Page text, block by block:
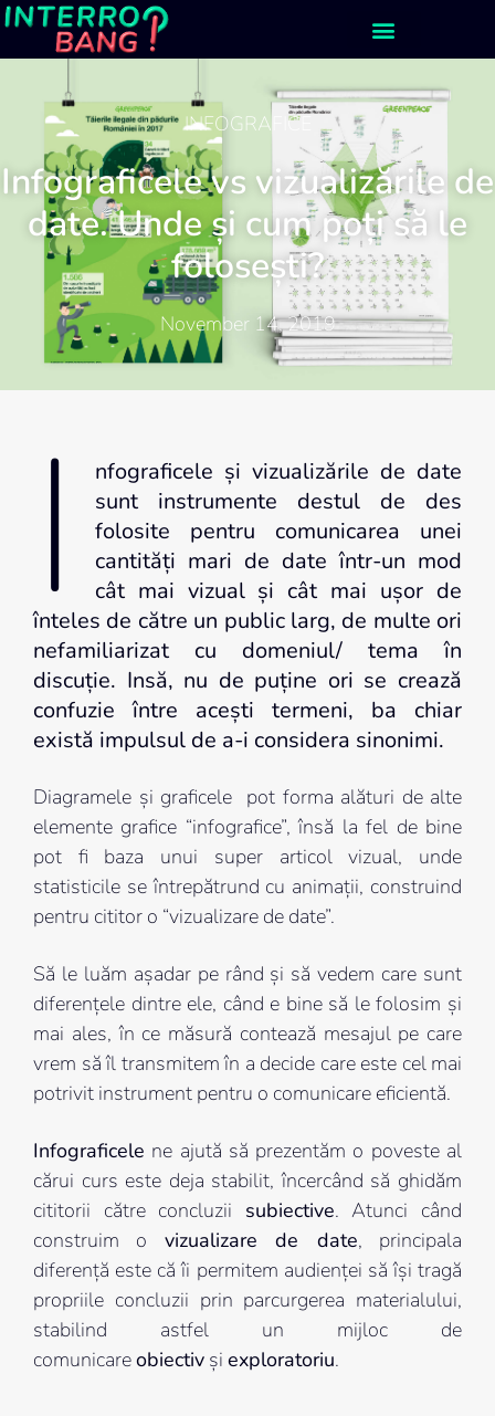
INFOGRAFICE
Infograficele vs vizualizările de
date. Unde și cum poți să le
folosești?
November 14, 2019
I
nfograficele și vizualizările de date
sunt instrumente destul de des
folosite pentru comunicarea unei
cantități mari de date într-un mod
cât mai vizual și cât mai ușor de
înteles de către un public larg, de multe ori
nefamiliarizat cu domeniul/ tema în
discuție. Insă, nu de puține ori se crează
confuzie între acești termeni, ba chiar
există impulsul de a-i considera sinonimi.
Diagramele și graficele pot forma alături de alte
elemente grafice “infografice”, însă la fel de bine
pot fi baza unui super articol vizual, unde
statisticile se întrepătrund cu animații, construind
pentru cititor o “vizualizare de date”.
Să le luăm așadar pe rând și să vedem care sunt
diferențele dintre ele, când e bine să le folosim și
mai ales, în ce măsură contează mesajul pe care
vrem să îl transmitem în a decide care este cel mai
potrivit instrument pentru o comunicare eficientă.
Infograficele ne ajută să prezentăm o poveste al
cărui curs este deja stabilit, încercând să ghidăm
cititorii către concluzii subiective. Atunci când
construim o vizualizare de date, principala
diferență este că îi permitem audienței să își tragă
propriile concluzii prin parcurgerea materialului,
stabilind astfel un mijloc de
comunicareobiectiv și exploratoriu.